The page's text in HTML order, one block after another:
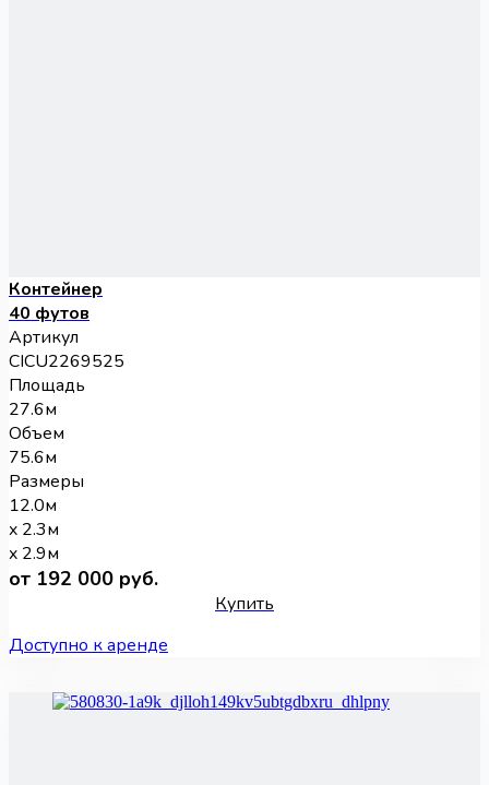
Контейнер
40 футов
Артикул
CICU2269525
Площадь
27.6м
Объем
75.6м
Размеры
12.0м
x 2.3м
x 2.9м
от 192 000 руб.
Купить
Доступно к аренде